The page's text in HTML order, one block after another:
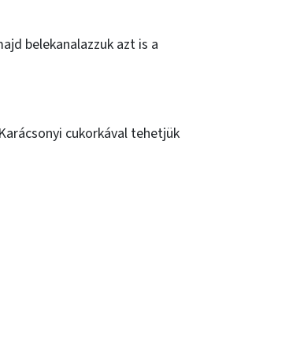
belekanalazzuk azt is a
cukorkával tehetjük